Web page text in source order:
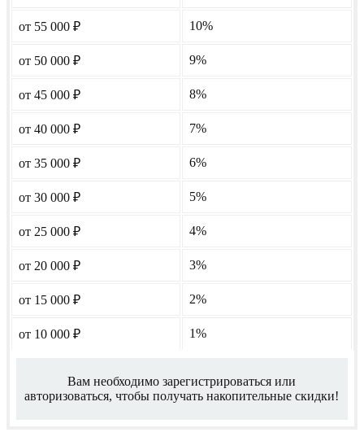
от 55 000 ₽ 10%
от 50 000 ₽ 9%
от 45 000 ₽ 8%
от 40 000 ₽ 7%
от 35 000 ₽ 6%
от 30 000 ₽ 5%
от 25 000 ₽ 4%
от 20 000 ₽ 3%
от 15 000 ₽ 2%
от 10 000 ₽ 1%
Вам необходимо зарегистрироваться или
авторизоваться, чтобы получать накопительные скидки!